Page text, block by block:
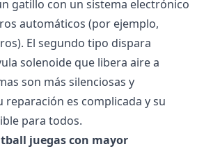
gatillo con un sistema electrónico
automáticos (por ejemplo,
El segundo tipo dispara
solenoide que libera aire a
son más silenciosas y
reparación es complicada y su
para todos.
juegas con mayor